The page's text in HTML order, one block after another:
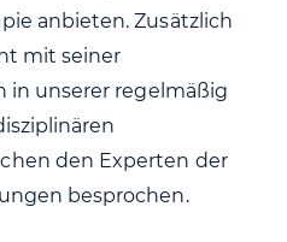
anbieten. Zusätzlich
mit seiner
in unserer regelmäßig
den Experten der
besprochen.